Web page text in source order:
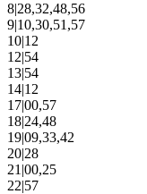
8|28,32,48,56
9|10,30,51,57
10|12
12|54
13|54
14|12
17|00,57
18|24,48
19|09,33,42
20|28
21|00,25
22|57